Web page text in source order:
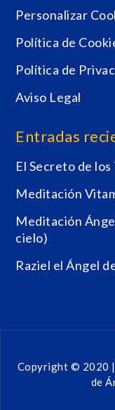
Personalizar
Política de
Política de
Aviso Legal
Entradas
El Secreto de
Meditación
Meditación
cielo)
Raziel el Ángel
Copyright © 2020
de